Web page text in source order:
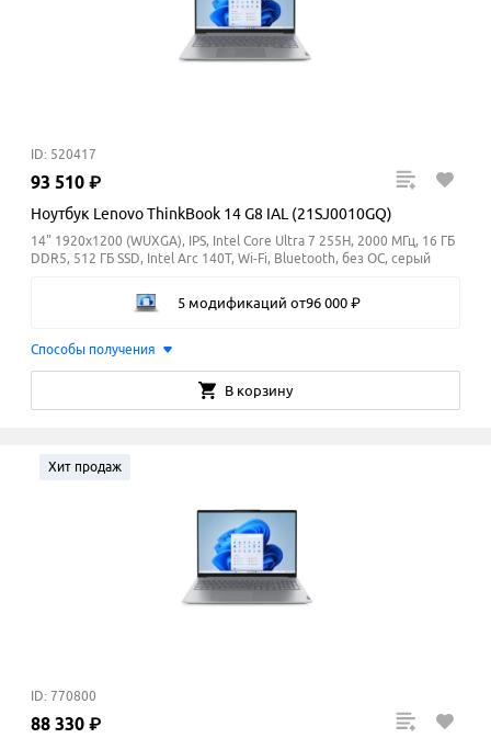
ID: 520417
93 510 ₽
Ноутбук Lenovo ThinkBook 14 G8 IAL (21SJ0010GQ)
14" 1920x1200 (WUXGA), IPS, Intel Core Ultra 7 255H, 2000 МГц, 16 ГБ
DDR5, 512 ГБ SSD, Intel Arc 140T, Wi-Fi, Bluetooth, без ОС, серый
5 модификаций от96 000 ₽
Способы получения
В корзину
Хит продаж
ID: 770800
88 330 ₽